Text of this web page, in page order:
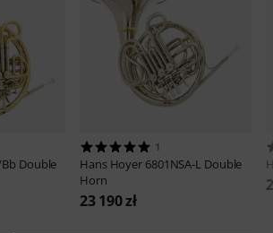
Bb Double
1
Hans Hoyer 6801NSA-L Double
Horn
23 190 zł